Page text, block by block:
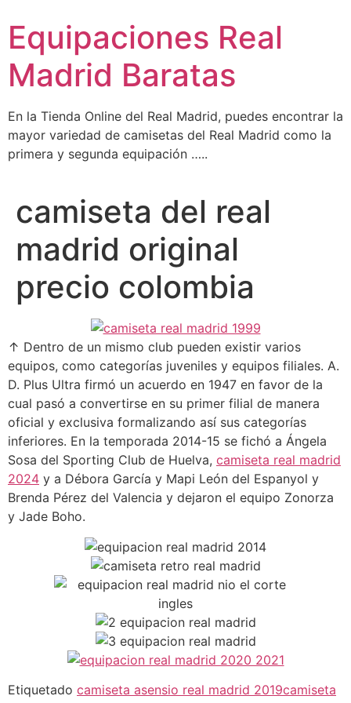
contenido
Equipaciones Real
Madrid Baratas
En la Tienda Online del Real Madrid, puedes encontrar la
mayor variedad de camisetas del Real Madrid como la
primera y segunda equipación …..
camiseta del real
madrid original
precio colombia
↑ Dentro de un mismo club pueden existir varios
equipos, como categorías juveniles y equipos filiales. A.
D. Plus Ultra firmó un acuerdo en 1947 en favor de la
cual pasó a convertirse en su primer filial de manera
oficial y exclusiva formalizando así sus categorías
inferiores. En la temporada 2014-15 se fichó a Ángela
Sosa del Sporting Club de Huelva, camiseta real madrid
2024 y a Débora García y Mapi León del Espanyol y
Brenda Pérez del Valencia y dejaron el equipo Zonorza
y Jade Boho.
Etiquetado camiseta asensio real madrid 2019camiseta